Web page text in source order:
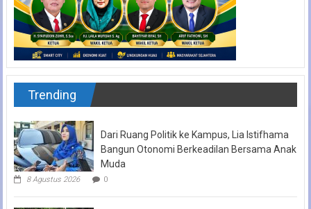
Trending
Dari Ruang Politik ke Kampus, Lia Istifhama
Bangun Otonomi Berkeadilan Bersama Anak
Muda
8 Agustus 2026 0